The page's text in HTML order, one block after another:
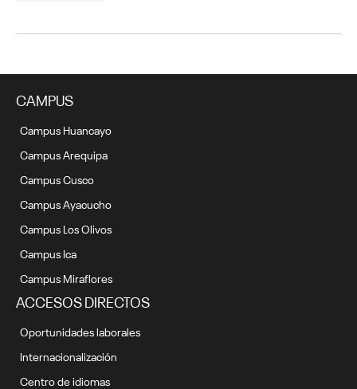
CAMPUS
Campus Huancayo
Campus Arequipa
Campus Cusco
Campus Ayacucho
Campus Los Olivos
Campus Ica
Campus Miraflores
ACCESOS DIRECTOS
Oportunidades laborales
Internacionalización
Centro de idiomas